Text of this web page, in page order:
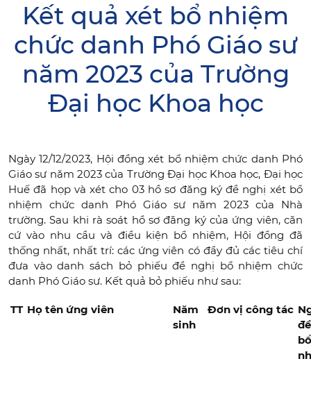
Kết quả xét bổ nhiệm
chức danh Phó Giáo sư
năm 2023 của Trường
Đại học Khoa học
Ngày 12/12/2023, Hội đồng xét bổ nhiệm chức danh Phó
Giáo sư năm 2023 của Trường Đại học Khoa học, Đại học
Huế đã họp và xét cho 03 hồ sơ đăng ký đề nghị xét bổ
nhiệm chức danh Phó Giáo sư năm 2023 của Nhà
trường. Sau khi rà soát hồ sơ đăng ký của ứng viên, căn
cứ vào nhu cầu và điều kiện bổ nhiệm, Hội đồng đã
thống nhất, nhất trí: các ứng viên có đầy đủ các tiêu chí
đưa vào danh sách bỏ phiếu đề nghị bổ nhiệm chức
danh Phó Giáo sư. Kết quả bỏ phiếu như sau:
TT Họ tên ứng viên
Năm
sinh
Đơn vị công tác
bổ